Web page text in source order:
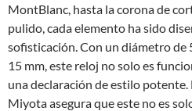
MontBlanc, hasta la corona de
pulido, cada elemento ha sido
sofisticación. Con un diámetro de
15 mm, este reloj no solo es
una declaración de estilo potente.
Miyota asegura que este no es